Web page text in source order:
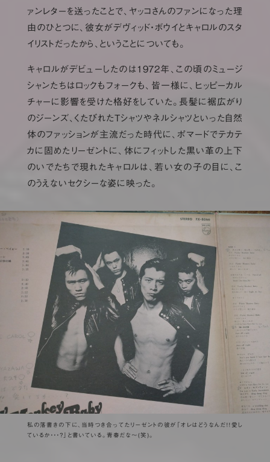
ァンレターを送ったことで、ヤッコさんのファンになった理
由のひとつに、彼女がデヴィッド・ボウイとキャロルのスタ
イリストだったから、ということについても。
キャロルがデビューしたのは1972年、この頃のミュージ
シャンたちはロックもフォークも、皆一様に、ヒッピーカル
チャーに影響を受けた格好をしていた。長髪に裾広がり
のジーンズ、くたびれたTシャツやネルシャツといった自然
体のファッションが主流だった時代に、ポマードでテカテ
カに固めたリーゼントに、体にフィットした黒い革の上下
のいでたちで現れたキャロルは、若い女の子の目に、こ
のうえないセクシーな姿に映った。
私の落書きの下に、当時つき合ってたリーゼントの彼が「オレはどうなんだ！！愛し
ているか・・・？」と書いている。青春だな～(笑)。